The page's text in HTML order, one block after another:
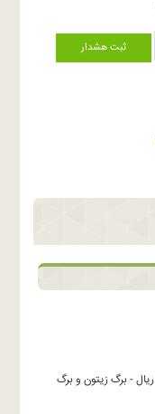
ثبت هشدار
روی سکه : محمدرضاشاه پهلوی شاهنشاه ایران - 5 ریال - برگ زیتون و برگ